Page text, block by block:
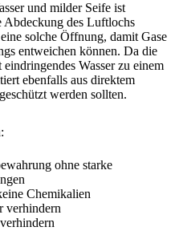
und milder Seife ist
Abdeckung des Luftlochs
solche Öffnung, damit Gase
entweichen können. Da die
Wasser zu einem
ebenfalls aus direktem
werden sollten.
ohne starke
Chemikalien
verhindern